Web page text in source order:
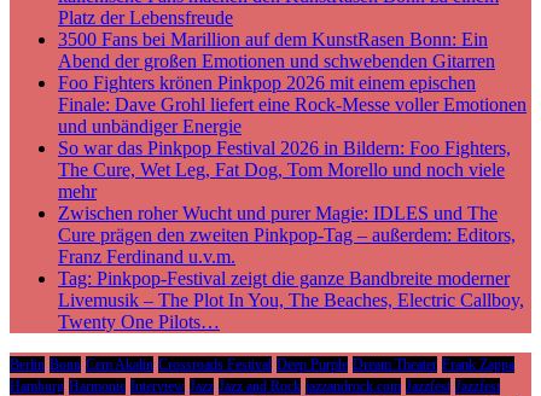
Platz der Lebensfreude
3500 Fans bei Marillion auf dem KunstRasen Bonn: Ein
Abend der großen Emotionen und schwebenden Gitarren
Foo Fighters krönen Pinkpop 2026 mit einem epischen
Finale: Dave Grohl liefert eine Rock-Messe voller Emotionen
und unbändiger Energie
So war das Pinkpop Festival 2026 in Bildern: Foo Fighters,
The Cure, Wet Leg, Fat Dog, Tom Morello und noch viele
mehr
Zwischen roher Wucht und purer Magie: IDLES und The
Cure prägen den zweiten Pinkpop-Tag – außerdem: Editors,
Franz Ferdinand u.v.m.
Tag: Pinkpop-Festival zeigt die ganze Bandbreite moderner
Livemusik – The Plot In You, The Beaches, Electric Callboy,
Twenty One Pilots…
Berlin Bonn Cem Akalin Crossroads Festival Deep Purple Dream Theater Frank Zappa
Hamburg Harmonie Interview Jazz Jazz and Rock jazzandrock.com Jazzfest Jazzfest